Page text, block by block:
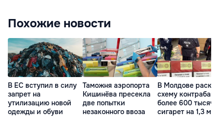
Похожие новости
В ЕС вступил в силу
запрет на
утилизацию новой
одежды и обуви
Таможня аэропорта
Кишинёва пресекла
две попытки
незаконного ввоза
В Молдове
схему
более 600 тысяч
сигарет на 1,3 млн